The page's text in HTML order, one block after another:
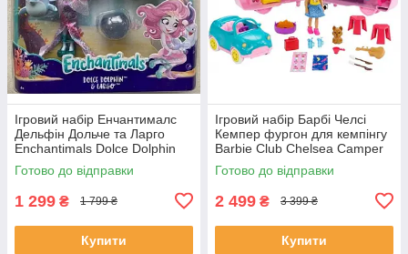
Ігровий набір Енчантималс
Дельфін Дольче та Ларго
Enchantimals Dolce Dolphin
Largo FKV55
Готово до відправки
1 299 ₴ 1 799 ₴
Купити
Ігровий набір Барбі Челсі
Кемпер фургон для кемпінгу
Barbie Club Chelsea Camper
Готово до відправки
2 499 ₴ 3 399 ₴
Купити